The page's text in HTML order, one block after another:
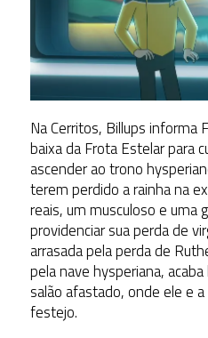
Na Cerritos, Billups informa
baixa da Frota Estelar para
ascender ao trono
terem perdido a rainha na
reais, um musculoso e uma
providenciar sua perda de
arrasada pela perda de
pela nave hysperiana,
salão afastado, onde ele e
festejo.